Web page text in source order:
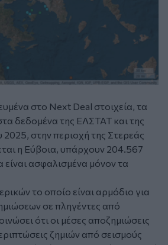
στο Next Deal στοιχεία, τα
δεδομένα της ΕΛΣΤΑΤ και της
στην περιοχή της Στερεάς
η Εύβοια, υπάρχουν 204.567
είναι ασφαλισμένα μόνον τα
το οποίο είναι αρμόδιο για
σε πληγέντες από
ότι οι μέσες αποζημιώσεις
ζημιών από σεισμούς